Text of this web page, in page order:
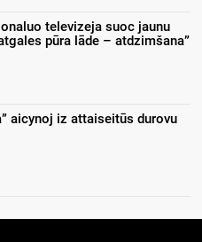
televizeja suoc jaunu
pūra lāde – atdzimšana”
aicynoj iz attaiseitūs durovu